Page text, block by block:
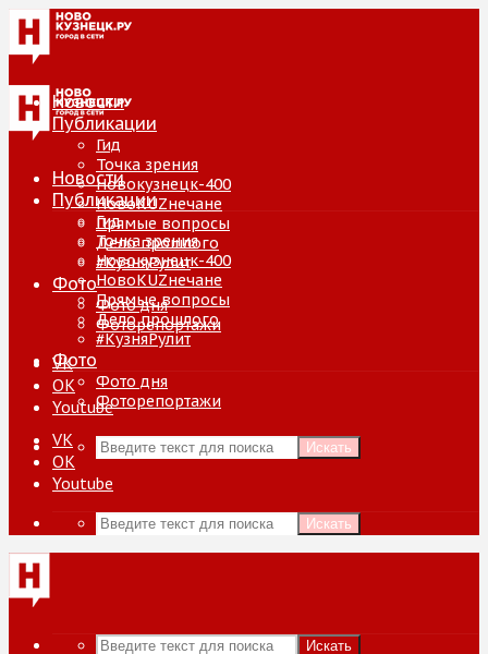
Новости
Публикации
Гид
Точка зрения
Новокузнецк-400
НовоKUZнечане
Прямые вопросы
Дело прошлого
#КузняРулит
Фото
Фото дня
Фоторепортажи
VK
ОК
Youtube
Искать
Новости
Публикации
Гид
Точка зрения
Новокузнецк-400
НовоKUZнечане
Прямые вопросы
Дело прошлого
#КузняРулит
Фото
Фото дня
Фоторепортажи
VK
ОК
Youtube
Искать
Искать